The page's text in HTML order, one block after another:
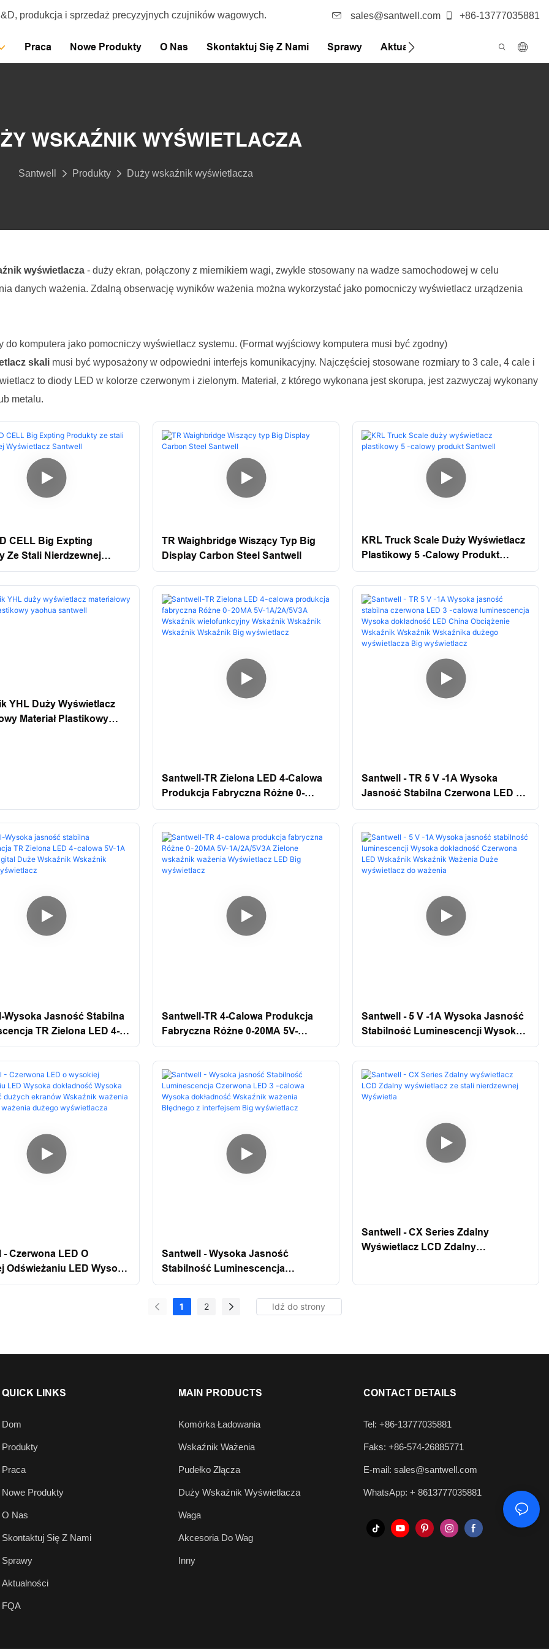
produkcja i sprzedaż precyzyjnych czujników wagowych. sales@santwell.com +86-13777035881
Praca Nowe Produkty O Nas Skontaktuj Się Z Nami Sprawy Aktualności
WSKAŹNIK WYŚWIETLACZA
Santwell Produkty Duży wskaźnik wyświetlacza
wyświetlacza- duży ekran, połączony z miernikiem wagi, zwykle stosowany na wadze samochodowej w celu
danych ważenia. Zdalną obserwację wyników ważenia można wykorzystać jako pomocniczy wyświetlacz urządzenia
do komputera jako pomocniczy wyświetlacz systemu. (Format wyjściowy komputera musi być zgodny)
skali musi być wyposażony w odpowiedni interfejs komunikacyjny. Najczęściej stosowane rozmiary to 3 cale, 4 cale i
to diody LED w kolorze czerwonym i zielonym. Materiał, z którego wykonana jest skorupa, jest zazwyczaj wykonany
metalu.
CELL Big Expting
Ze Stali Nierdzewnej
Santwell
TR Waighbridge Wiszący Typ Big
Display Carbon Steel Santwell
KRL Truck Scale Duży Wyświetlacz
Plastikowy 5 -calowy Produkt
Santwell
YHL Duży Wyświetlacz
Materiał Plastikowy
Santwell-TR Zielona LED 4-Calowa
Produkcja Fabryczna Różne 0-
20MA 5V-1A/2A/5V3A Wskaźnik
Wielofunkcyjny Wskaźnik Wskaźnik
Wskaźnik Wskaźnik Big
Wyświetlacz
Santwell - TR 5 V -1A Wysoka
Jasność Stabilna Czerwona LED 3 -
Calowa Luminescencja Wysoka
Dokładność LED China Obciążenie
Wskaźnik Wskaźnik Wskaźnika
Dużego Wyświetlacza Big
Wyświetlacz
Wysoka Jasność Stabilna
TR Zielona LED 4-
1A 0-20MA Digital Duże
Wskaźnik Wysokie
Santwell-TR 4-Calowa Produkcja
Fabryczna Różne 0-20MA 5V-
1A/2A/5V3A Zielone Wskaźnik
Ważenia Wyświetlacz LED Big
Wyświetlacz
Santwell - 5 V -1A Wysoka Jasność
Stabilność Luminescencji Wysoka
Dokładność Czerwona LED
Wskaźnik Wskaźnik Ważenia Duże
Wyświetlacz Do Ważenia
- Czerwona LED O
Odświeżaniu LED Wysoka
Wysoka Dokładność
Santwell - Wysoka Jasność
Stabilność Luminescencja
Czerwona LED 3 -calowa Wysoka
Dokładność Wskaźnik Ważenia
Błędnego Z Interfejsem Big
Santwell - CX Series Zdalny
Wyświetlacz LCD Zdalny
1 2
QUICK LINKS
Dom
Produkty
Praca
Nowe Produkty
O Nas
Skontaktuj Się Z Nami
Sprawy
Aktualności
FQA
MAIN PRODUCTS
Komórka Ładowania
Wskaźnik Ważenia
Pudełko Złącza
Duży Wskaźnik Wyświetlacza
Waga
Akcesoria Do Wag
Inny
CONTACT DETAILS
Tel: +86-13777035881
Faks: +86-574-26885771
E-mail: sales@santwell.com
WhatsApp: + 8613777035881